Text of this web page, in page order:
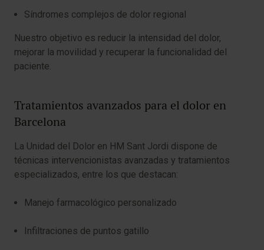
Síndromes complejos de dolor regional
Nuestro objetivo es reducir la intensidad del dolor,
mejorar la movilidad y recuperar la funcionalidad del
paciente.
Tratamientos avanzados para el dolor en
Barcelona
La Unidad del Dolor en HM Sant Jordi dispone de
técnicas intervencionistas avanzadas y tratamientos
especializados, entre los que destacan:
Manejo farmacológico personalizado
Infiltraciones de puntos gatillo